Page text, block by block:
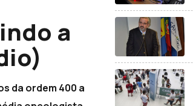
a
da ordem 400 a